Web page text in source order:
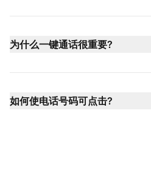
为什么一键通话很重要?
如何使电话号码可点击?